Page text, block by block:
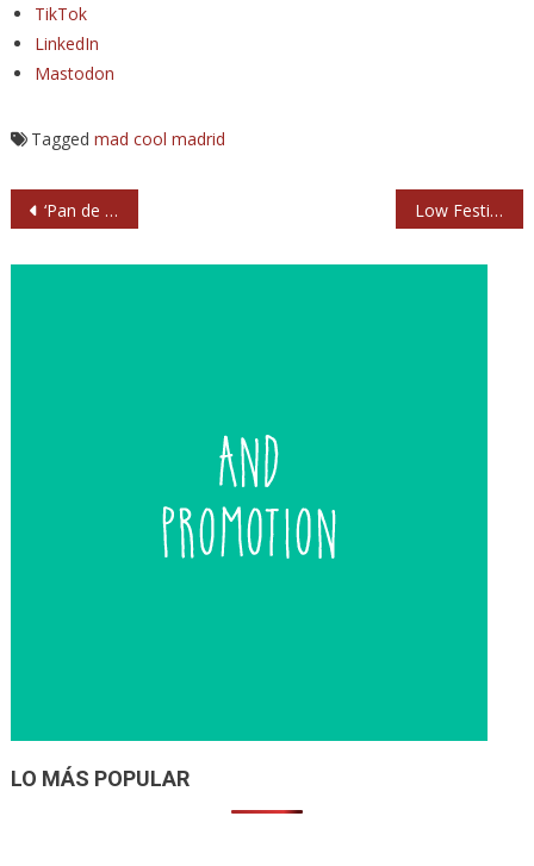
TikTok
LinkedIn
Mastodon
Tagged mad cool madrid
Navegación
‘Pan de ángeles’, las memorias de Patti Smith Low Festival 2026 se muda a Torrevieja y confirma a Editors
LO MÁS POPULAR